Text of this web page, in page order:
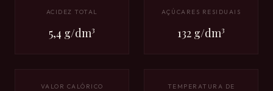
ACIDEZ TOTAL
5,4 g/dm³
AÇÚCARES RESIDUAIS
132 g/dm³
VALOR CALÓRICO
TEMPERATURA DE